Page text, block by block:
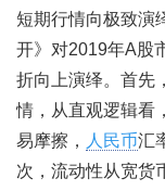
短期行情向极致演
开》对2019年A股
折向上演绎。首先
情，从直观逻辑看
易摩擦，
人民币汇
次，流动性从宽货